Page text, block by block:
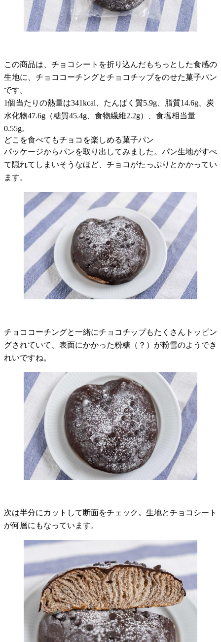
この商品は、チョコシートを折り込んだもちっとした食感の
生地に、チョココーチングとチョコチップをのせた菓子パン
です。
1個当たりの熱量は341kcal、たんぱく質5.9g、脂質14.6g、炭
水化物47.6g（糖質45.4g、食物繊維2.2g）、食塩相当量
0.55g。
どこを食べてもチョコを楽しめる菓子パン
パッケージからパンを取り出してみました。パン生地がすべ
て隠れてしまいそうなほど、チョコがたっぷりとかかってい
ます。
チョココーチングと一緒にチョコチップもたくさんトッピン
グされていて、表面にかかった粉糖（？）が粉雪のようでき
れいですね。
次は半分にカットして断面をチェック。生地とチョコシート
が何層にもなっています。